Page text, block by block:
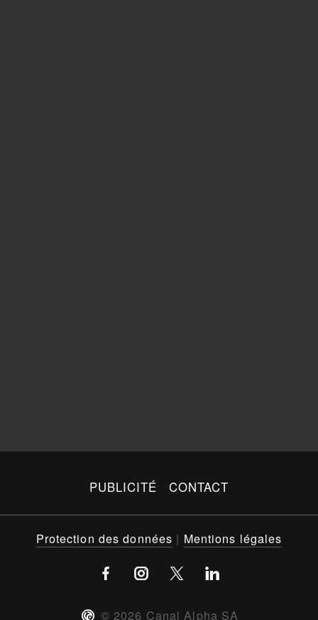
PUBLICITÉ CONTACT
© 2026 Canal Alpha SA
Protection des données | Mentions légales